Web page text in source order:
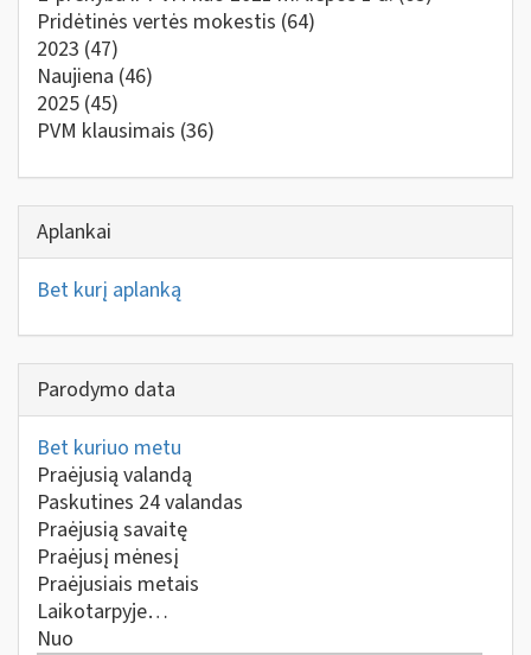
Pridėtinės vertės mokestis (64)
2023 (47)
Naujiena (46)
2025 (45)
PVM klausimais (36)
Aplankai
Bet kurį aplanką
Parodymo data
Bet kuriuo metu
Praėjusią valandą
Paskutines 24 valandas
Praėjusią savaitę
Praėjusį mėnesį
Praėjusiais metais
Laikotarpyje…
Nuo